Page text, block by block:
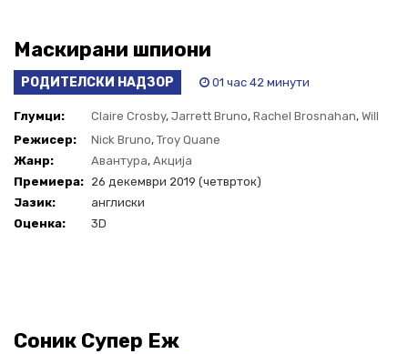
Маскирани шпиони
РОДИТЕЛСКИ НАДЗОР 01 час 42 минути
Глумци: Claire Crosby, Jarrett Bruno, Rachel Brosnahan, Will
Smith
Режисер: Nick Bruno, Troy Quane
Жанр:
Авантура, Акција
Премиера: 26 декември 2019 (четврток)
Јазик:
англиски
Оценка:
3D
Соник Супер Еж